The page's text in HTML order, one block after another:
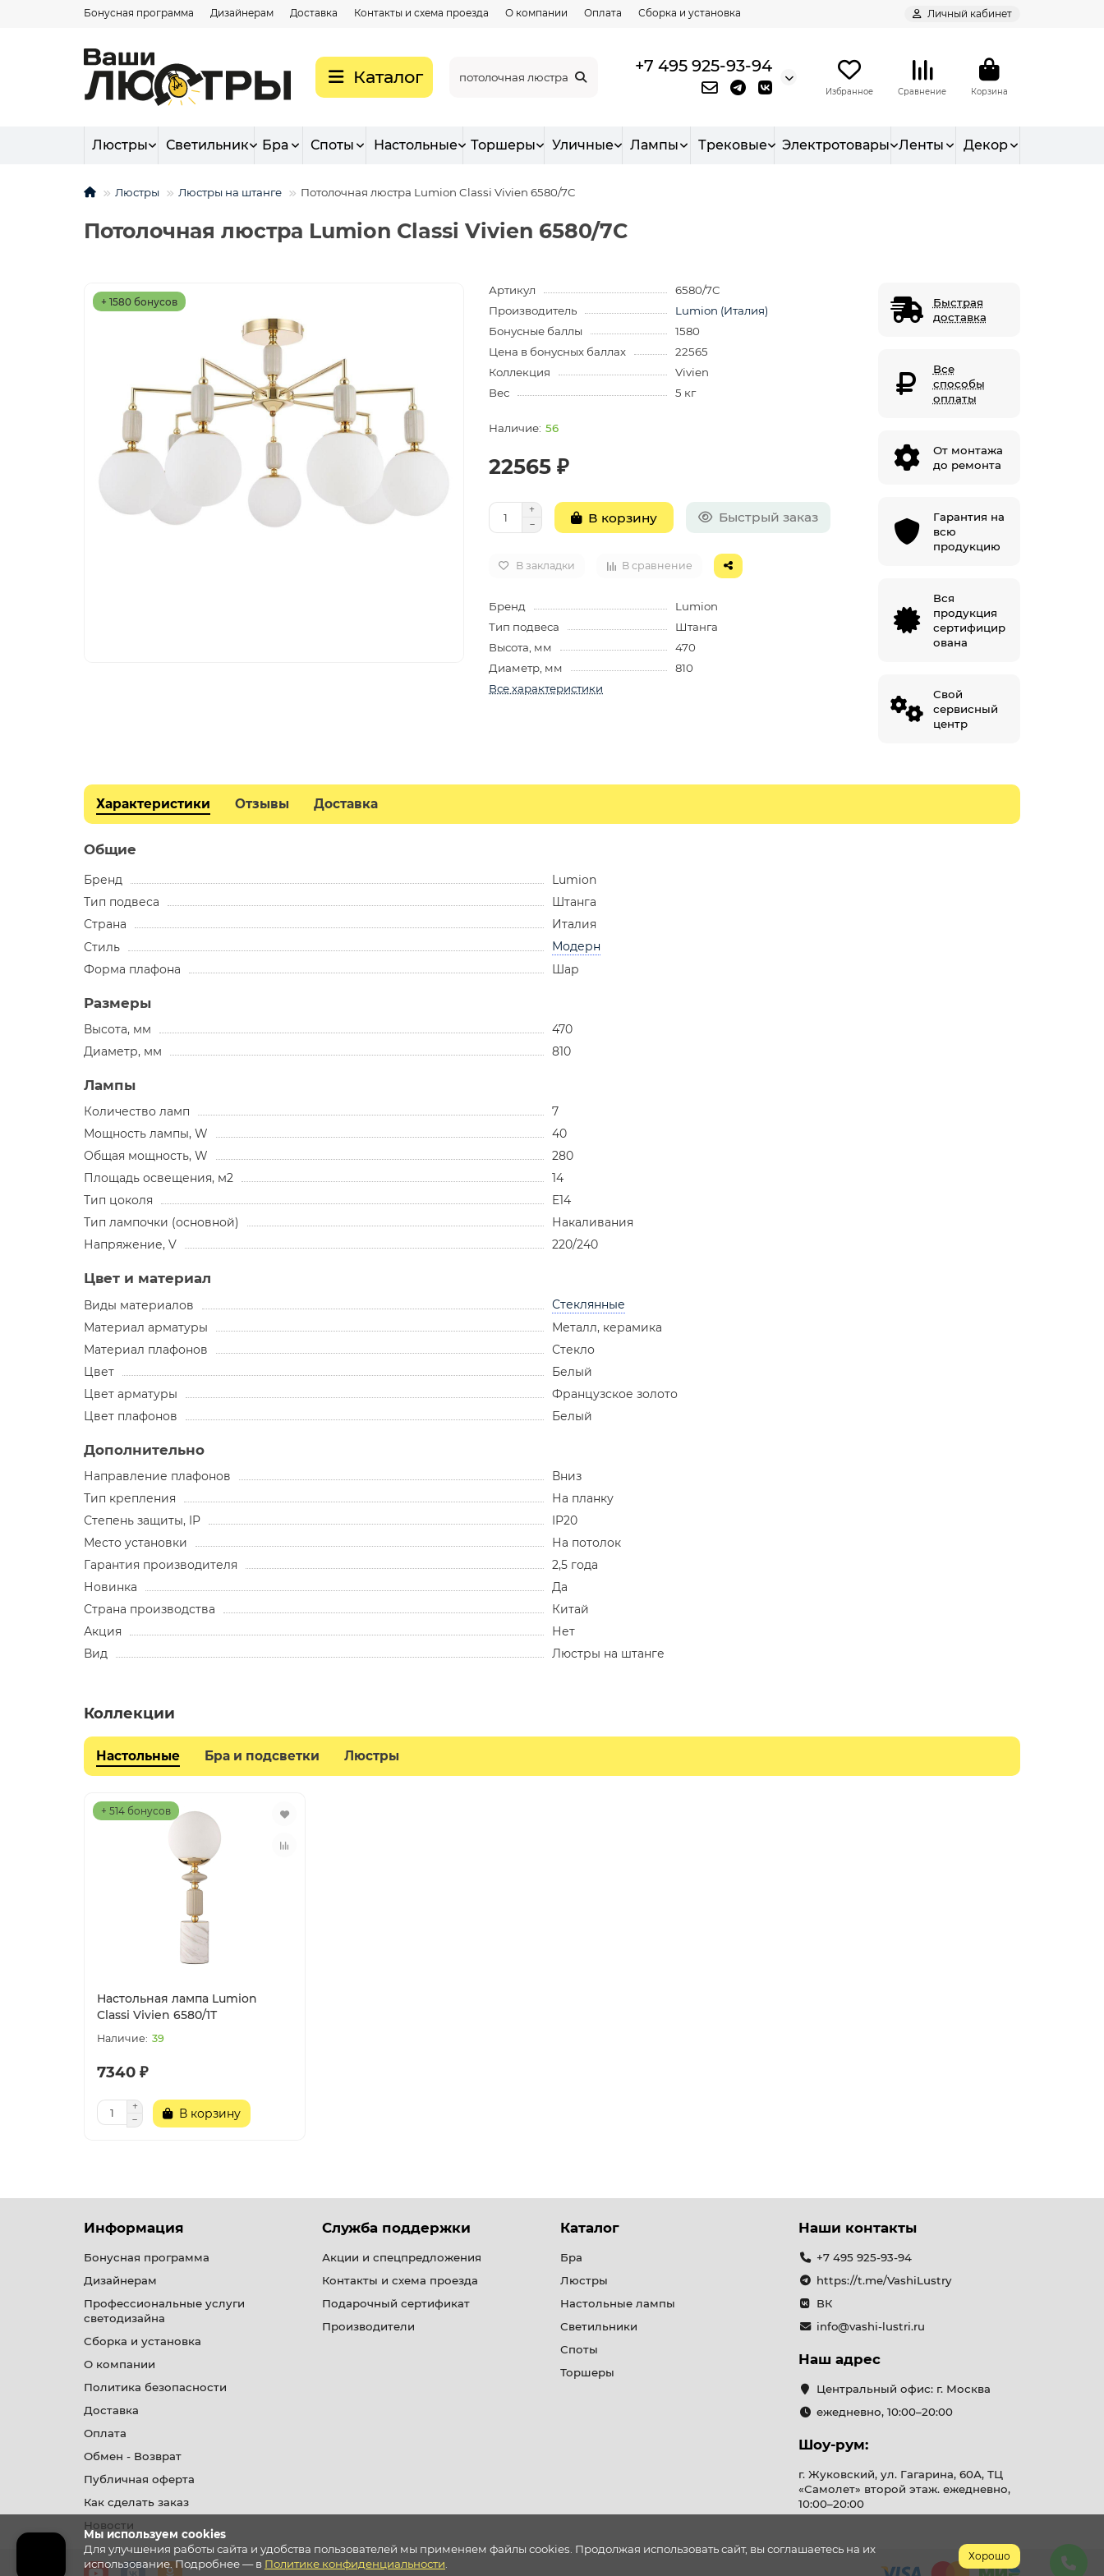
Бонусная программа Дизайнерам Доставка Контакты и схема проезда О компании Оплата Сборка и установка Личный кабинет
Каталог
+7 495 925-93-94
Избранное Сравнение Корзина
Люстры Светильник Бра Споты Настольные Торшеры Уличные Лампы Трековые Электротовары Ленты Декор
Люстры Люстры на штанге Потолочная люстра Lumion Classi Vivien 6580/7C
Потолочная люстра Lumion Classi Vivien 6580/7C
+ 1580 бонусов
Артикул
6580/7C
Производитель
Lumion (Италия)
Бонусные баллы
1580
Цена в бонусных баллах
22565
Коллекция
Vivien
Вес
5 кг
56
22565 ₽
В корзину Быстрый заказ
В закладки В сравнение
Бренд
Lumion
Тип подвеса
Штанга
Высота, мм
470
Диаметр, мм
810
Все характеристики
Быстрая
доставка
Все
способы
оплаты
От монтажа
до ремонта
Гарантия на
всю
продукцию
Вся
продукция
сертифицир
ована
Свой
сервисный
центр
Характеристики Отзывы Доставка
Общие
Бренд
Lumion
Тип подвеса
Штанга
Страна
Италия
Стиль
Модерн
Форма плафона
Шар
Размеры
Высота, мм
470
Диаметр, мм
810
Лампы
Количество ламп
7
Мощность лампы, W
40
Общая мощность, W
280
Площадь освещения, м2
14
Тип цоколя
E14
Тип лампочки (основной)
Накаливания
Напряжение, V
220/240
Цвет и материал
Виды материалов
Стеклянные
Материал арматуры
Металл, керамика
Материал плафонов
Стекло
Цвет
Белый
Цвет арматуры
Французское золото
Цвет плафонов
Белый
Дополнительно
Направление плафонов
Вниз
Тип крепления
На планку
Степень защиты, IP
IP20
Место установки
На потолок
Гарантия производителя
2,5 года
Новинка
Да
Страна производства
Китай
Акция
Нет
Вид
Люстры на штанге
Коллекции
Настольные Бра и подсветки Люстры
+ 514 бонусов
Настольная лампа Lumion
Classi Vivien 6580/1T
39
7340 ₽
В корзину
Мы используем cookies
Для улучшения работы сайта и удобства пользователей мы применяем файлы cookies. Продолжая использовать сайт, вы соглашаетесь на их
использование. Подробнее — в Политике конфиденциальности
Хорошо
Информация
Бонусная программа
Дизайнерам
Профессиональные услуги
светодизайна
Сборка и установка
О компании
Политика безопасности
Доставка
Оплата
Обмен - Возврат
Публичная оферта
Как сделать заказ
Новости
Служба поддержки
Акции и спецпредложения
Контакты и схема проезда
Подарочный сертификат
Производители
Каталог
Бра
Люстры
Настольные лампы
Светильники
Споты
Торшеры
Наши контакты
+7 495 925-93-94
https://t.me/VashiLustry
ВК
info@vashi-lustri.ru
Наш адрес
Центральный офис: г. Москва
ежедневно, 10:00–20:00
Шоу-рум:
г. Жуковский, ул. Гагарина, 60А, ТЦ
«Самолет» второй этаж. ежедневно,
10:00–20:00